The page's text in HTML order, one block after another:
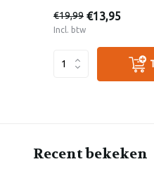
€19,99 €13,95
Incl. btw
Recent bekeken